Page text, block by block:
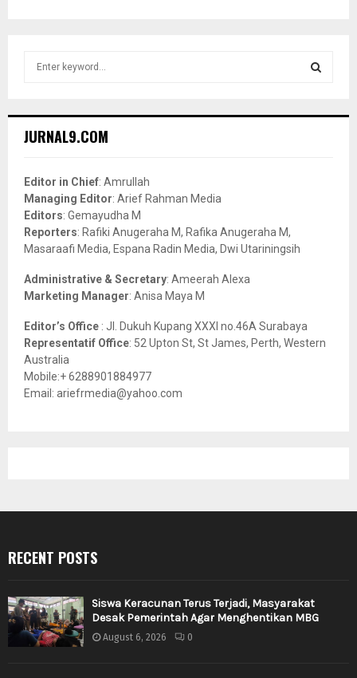
h
o
r
:
JURNAL9.COM
Editor in Chief: Amrullah
Managing Editor: Arief Rahman Media
Editors: Gemayudha M
Reporters: Rafiki Anugeraha M, Rafika Anugeraha M,
Masaraafi Media, Espana Radin Media, Dwi Utariningsih
Administrative & Secretary: Ameerah Alexa
Marketing Manager: Anisa Maya M
Editor’s Office : Jl. Dukuh Kupang XXXI no.46A Surabaya
Representatif Office: 52 Upton St, St James, Perth, Western
Australia
Mobile:+ 6288901884977
Email: ariefrmedia@yahoo.com
RECENT POSTS
Siswa Keracunan Terus Terjadi, Masyarakat
Desak Pemerintah Agar Menghentikan MBG
August 6, 2026 0